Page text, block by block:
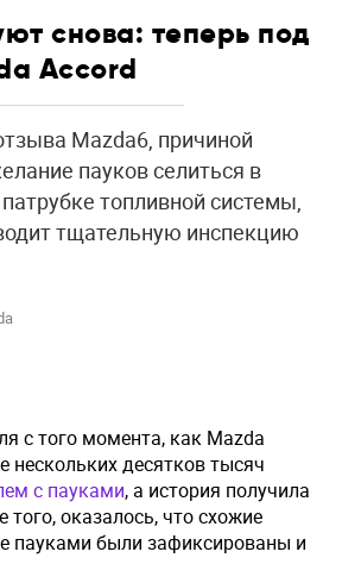
снова: теперь под
Accord
Mazda6, причиной
пауков селиться в
топливной системы,
тщательную инспекцию
с того момента, как Mazda
нескольких десятков тысяч
с пауками, а история получила
того, оказалось, что схожие
пауками были зафиксированы и